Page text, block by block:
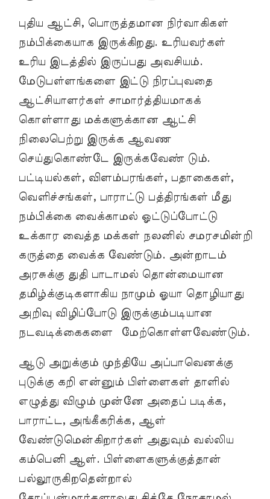
புதிய ஆட்சி, பொருத்தமான நிர்வாகிகள்
நம்பிக்கையாக இருக்கிறது. உரியவர்கள்
உரிய இடத்தில் இருப்பது அவசியம்.
மேடுபள்ளங்களை இட்டு நிரப்புவதை
ஆட்சியாளர்கள் சாமார்த்தியமாகக்
கொள்ளாது மக்களுக்கான ஆட்சி
நிலைபெற்று இருக்க ஆவண
செய்துகொண்டே இருக்கவேண் டும்.
பட்டியல்கள், விளம்பரங்கள், பதாகைகள்,
வெளிச்சங்கள், பாராட்டு பத்திரங்கள் மீது
நம்பிக்கை வைக்காமல் ஓட்டுப்போட்டு
உக்கார வைத்த மக்கள் நலனில் சமரசமின்றி
கருத்தை வைக்க வேண்டும். அன்றாடம்
அரசுக்கு துதி பாடாமல் தொன்மையான
தமிழ்க்குடிகளாகிய நாமும் ஓயா தொழியாது
அறிவு விழிப்போடு இருக்கும்படியான
நடவடிக்கைகளை மேற்கொள்ளவேண்டும்.
ஆடு அறுக்கும் முந்தியே அப்பாவெனக்கு
புடுக்கு கறி என்னும் பிள்ளைகள் தாளில்
எழுத்து விழும் முன்னே அதைப் படிக்க,
பாராட்ட, அங்கீகரிக்க, ஆள்
வேண்டுமென்கிறார்கள் அதுவும் வல்லிய
கம்பெனி ஆள். பிள்ளைகளுக்குத்தான்
பல்லூருகிறதென்றால்